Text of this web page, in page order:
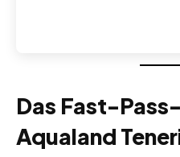
Das Fast-
Aqualand